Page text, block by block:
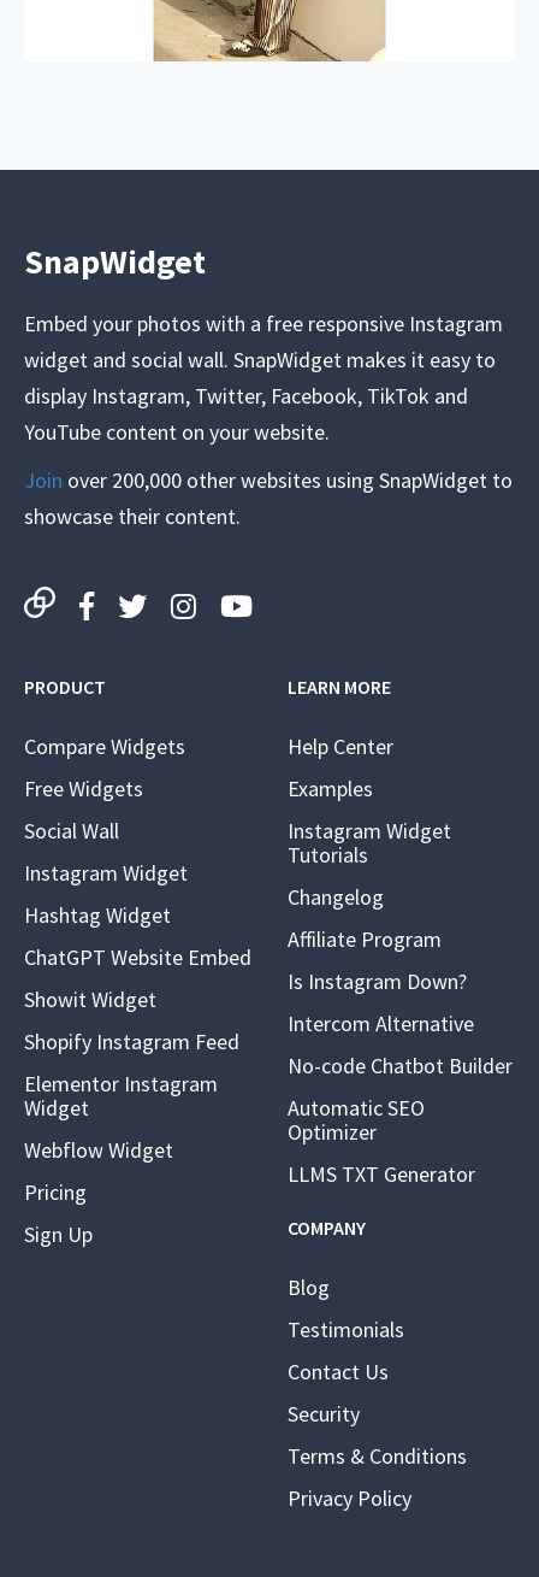
SnapWidget
Embed your photos with a free responsive Instagram
widget and social wall. SnapWidget makes it easy to
display Instagram, Twitter, Facebook, TikTok and
YouTube content on your website.
Join over 200,000 other websites using SnapWidget to
showcase their content.
PRODUCT
Compare Widgets
Free Widgets
Social Wall
Instagram Widget
Hashtag Widget
ChatGPT Website Embed
Showit Widget
Shopify Instagram Feed
Elementor Instagram
Widget
Webflow Widget
Pricing
Sign Up
LEARN MORE
Help Center
Examples
Instagram Widget
Tutorials
Changelog
Affiliate Program
Is Instagram Down?
Intercom Alternative
No-code Chatbot Builder
Automatic SEO
Optimizer
LLMS TXT Generator
COMPANY
Blog
Testimonials
Contact Us
Security
Terms & Conditions
Privacy Policy